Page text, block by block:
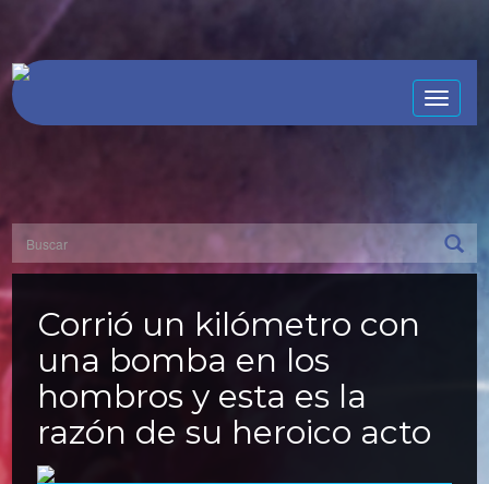
Toggle
Corrió un kilómetro con
una bomba en los
hombros y esta es la
razón de su heroico acto